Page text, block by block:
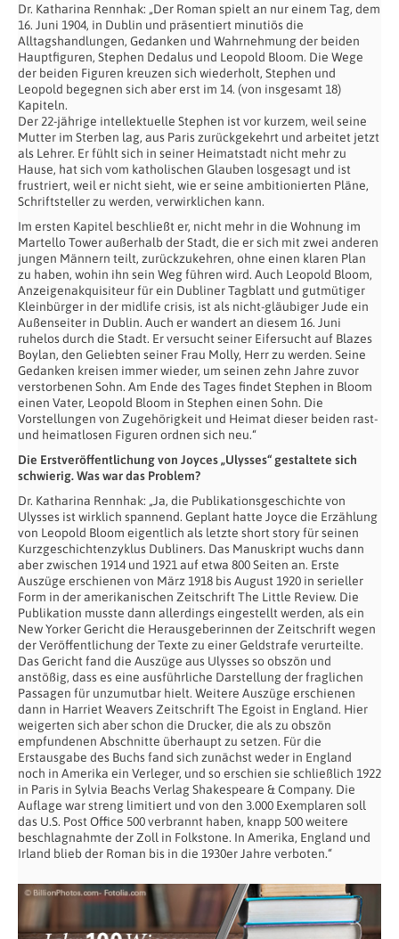
Dr. Katharina Rennhak: „Der Roman spielt an nur einem Tag, dem
16. Juni 1904, in Dublin und präsentiert minutiös die
Alltagshandlungen, Gedanken und Wahrnehmung der beiden
Hauptfiguren, Stephen Dedalus und Leopold Bloom. Die Wege
der beiden Figuren kreuzen sich wiederholt, Stephen und
Leopold begegnen sich aber erst im 14. (von insgesamt 18)
Kapiteln.
Der 22-jährige intellektuelle Stephen ist vor kurzem, weil seine
Mutter im Sterben lag, aus Paris zurückgekehrt und arbeitet jetzt
als Lehrer. Er fühlt sich in seiner Heimatstadt nicht mehr zu
Hause, hat sich vom katholischen Glauben losgesagt und ist
frustriert, weil er nicht sieht, wie er seine ambitionierten Pläne,
Schriftsteller zu werden, verwirklichen kann.
Im ersten Kapitel beschließt er, nicht mehr in die Wohnung im
Martello Tower außerhalb der Stadt, die er sich mit zwei anderen
jungen Männern teilt, zurückzukehren, ohne einen klaren Plan
zu haben, wohin ihn sein Weg führen wird. Auch Leopold Bloom,
Anzeigenakquisiteur für ein Dubliner Tagblatt und gutmütiger
Kleinbürger in der midlife crisis, ist als nicht-gläubiger Jude ein
Außenseiter in Dublin. Auch er wandert an diesem 16. Juni
ruhelos durch die Stadt. Er versucht seiner Eifersucht auf Blazes
Boylan, den Geliebten seiner Frau Molly, Herr zu werden. Seine
Gedanken kreisen immer wieder, um seinen zehn Jahre zuvor
verstorbenen Sohn. Am Ende des Tages findet Stephen in Bloom
einen Vater, Leopold Bloom in Stephen einen Sohn. Die
Vorstellungen von Zugehörigkeit und Heimat dieser beiden rast-
und heimatlosen Figuren ordnen sich neu.“
Die Erstveröffentlichung von Joyces „Ulysses“ gestaltete sich
schwierig. Was war das Problem?
Dr. Katharina Rennhak: „Ja, die Publikationsgeschichte von
Ulysses ist wirklich spannend. Geplant hatte Joyce die Erzählung
von Leopold Bloom eigentlich als letzte short story für seinen
Kurzgeschichtenzyklus Dubliners. Das Manuskript wuchs dann
aber zwischen 1914 und 1921 auf etwa 800 Seiten an. Erste
Auszüge erschienen von März 1918 bis August 1920 in serieller
Form in der amerikanischen Zeitschrift The Little Review. Die
Publikation musste dann allerdings eingestellt werden, als ein
New Yorker Gericht die Herausgeberinnen der Zeitschrift wegen
der Veröffentlichung der Texte zu einer Geldstrafe verurteilte.
Das Gericht fand die Auszüge aus Ulysses so obszön und
anstößig, dass es eine ausführliche Darstellung der fraglichen
Passagen für unzumutbar hielt. Weitere Auszüge erschienen
dann in Harriet Weavers Zeitschrift The Egoist in England. Hier
weigerten sich aber schon die Drucker, die als zu obszön
empfundenen Abschnitte überhaupt zu setzen. Für die
Erstausgabe des Buchs fand sich zunächst weder in England
noch in Amerika ein Verleger, und so erschien sie schließlich 1922
in Paris in Sylvia Beachs Verlag Shakespeare & Company. Die
Auflage war streng limitiert und von den 3.000 Exemplaren soll
das U.S. Post Office 500 verbrannt haben, knapp 500 weitere
beschlagnahmte der Zoll in Folkstone. In Amerika, England und
Irland blieb der Roman bis in die 1930er Jahre verboten.“